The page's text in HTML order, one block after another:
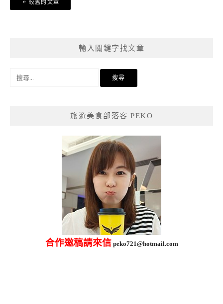
章
較舊的文章
輸入關鍵字找文章
旅遊美食部落客 PEKO
合作邀稿請來信 peko721@hotmail.com